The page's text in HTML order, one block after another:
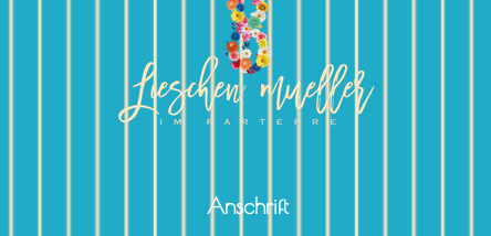
Anschrift